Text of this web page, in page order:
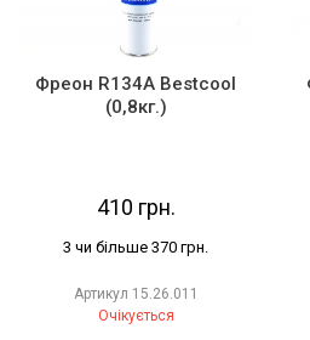
Фреон R134A Bestcool
(0,8кг.)
410 грн.
3 чи більше 370 грн.
Артикул 15.26.011
Очікується